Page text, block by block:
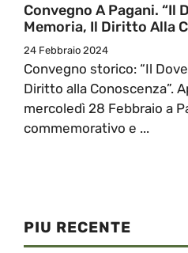
Convegno A Pagani. “Il
Memoria, Il Diritto Alla
24 Febbraio 2024
Convegno storico: “Il
Diritto alla Conoscenza”.
mercoledì 28 Febbraio a
commemorativo e ...
PIU RECENTE